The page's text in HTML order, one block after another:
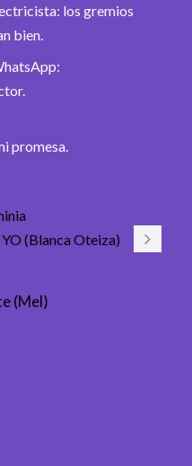
los gremios
bien.
promesa.
(Blanca Oteiza)
(Mel)